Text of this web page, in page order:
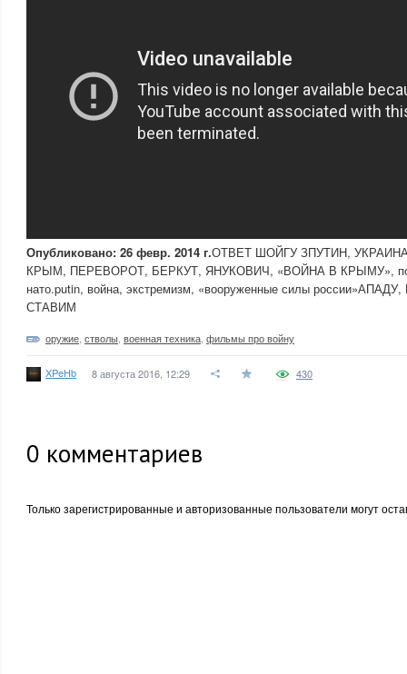
Опубликовано: 26 февр. 2014 г.ОТВЕТ ШОЙГУ ЗПУТИН,
КРЫМ, ПЕРЕВОРОТ, БЕРКУТ, ЯНУКОВИЧ, «ВОЙНА В КРЫМУ»,
нато.putin, война, экстремизм, «вооруженные силы
СТАВИМ
оружие стволы военная техника фильмы про войну
XPeHb 8 августа 2016, 12:29 430
0 комментариев
Только зарегистрированные и авторизованные пользователи могут